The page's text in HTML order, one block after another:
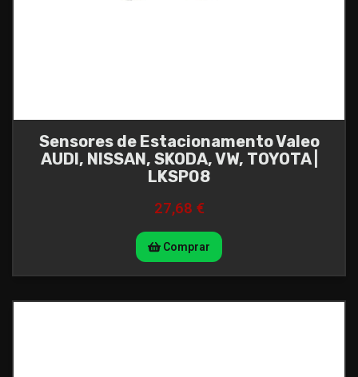
Sensores de Estacionamento Valeo
AUDI, NISSAN, SKODA, VW, TOYOTA |
LKSP08
27,68 €
Comprar